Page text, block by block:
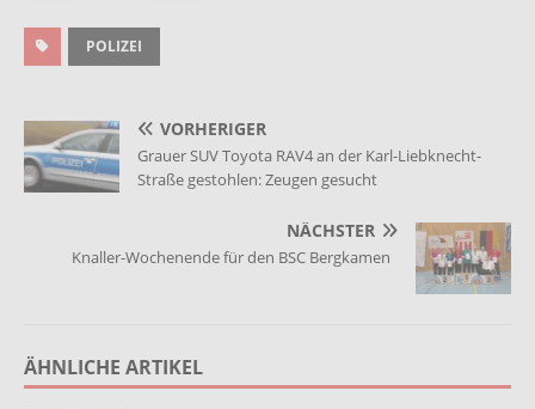
POLIZEI
VORHERIGER
Grauer SUV Toyota RAV4 an der Karl-Liebknecht-
Straße gestohlen: Zeugen gesucht
NÄCHSTER
Knaller-Wochenende für den BSC Bergkamen
ÄHNLICHE ARTIKEL